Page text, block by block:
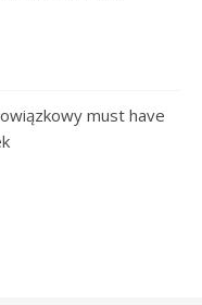
must have